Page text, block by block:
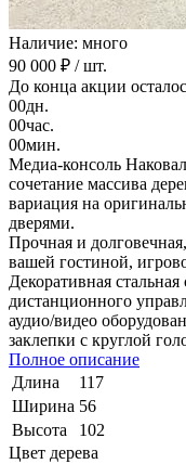
Наличие: много
90 000 ₽ / шт.
До конца акции
00дн.
00час.
00мин.
Медиа-консоль
сочетание массива
вариация на
дверями.
Прочная и
вашей гостиной,
Декоративная
дистанционного
аудио/видео
заклепки с круглой
Полное описание
Длина
117
Ширина 56
Высота
102
Цвет дерева